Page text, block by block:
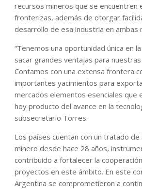
recursos mineros que se encuentren
fronterizas, además de otorgar
desarrollo de esa industria en ambas
“Tenemos una oportunidad única en
sacar grandes ventajas para
Contamos con una extensa frontera
importantes yacimientos para
mercados elementos esenciales que
hoy producto del avance en la
subsecretario Torres.
Los países cuentan con un tratado de
minero desde hace 28 años,
contribuido a fortalecer la
proyectos en este ámbito. En este
Argentina se comprometieron a